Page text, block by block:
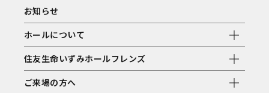
お知らせ
ホールについて
住友生命いずみホールフレンズ
ご来場の方へ